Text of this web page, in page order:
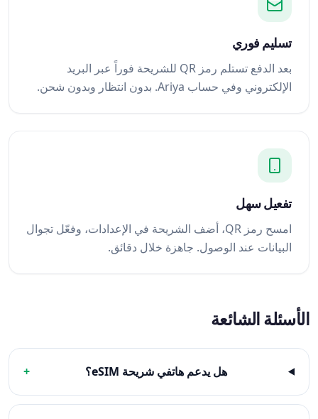
تسليم فوري
بعد الدفع تستلم رمز QR للشريحة فوراً عبر البريد
الإلكتروني وفي حساب Ariya. بدون انتظار وبدون شحن.
تفعيل سهل
امسح رمز QR، أضف الشريحة في الإعدادات، وفعّل تجوال
البيانات عند الوصول. جاهزة خلال دقائق.
الأسئلة الشائعة
هل يدعم هاتفي شريحة eSIM؟ +